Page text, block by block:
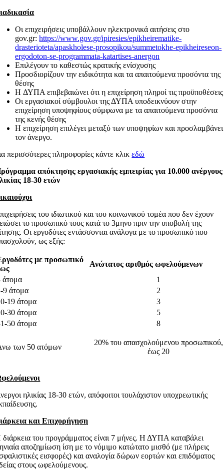
Οι επιχειρήσεις υποβάλλουν ηλεκτρονικά αιτήσεις στο
gov.gr:https://www.gov.gr/ipiresies/epikheirematike-
drasterioteta/apaskholese-prosopikou/summetokhe-epikheireseon-
ergodoton-se-programmata-katartises-anergon
Επιλέγουν το καθεστώς κρατικής ενίσχυσης
Προσδιορίζουν την ειδικότητα και τα απαιτούμενα προσόντα της
θέσης
H ΔΥΠΑ επιβεβαιώνει ότι η επιχείρηση πληροί τις προϋποθέσεις
Οι εργασιακοί σύμβουλοι της ΔΥΠΑ υποδεικνύουν στην
επιχείρηση υποψηφίους σύμφωνα με τα απαιτούμενα προσόντα
της κενής θέσης
Η επιχείρηση επιλέγει μεταξύ των υποψηφίων και προσλαμβάνει
τον άνεργο.
περισσότερες πληροφορίες κάντε κλικεδώ
απόκτησης εργασιακής εμπειρίας για 10.000 ανέργους
18-30 ετών
του ιδιωτικού και του κοινωνικού τομέα που δεν έχουν
το προσωπικό τους κατά το 3μηνο πριν την υποβολή της
Οι εργοδότες εντάσσονται ανάλογα με το προσωπικό που
ως εξής:
με προσωπικό
Ανώτατος αριθμός ωφελούμενων
άτομα
1
9 άτομα
2
19 άτομα
3
30 άτομα
5
50 άτομα
8
των 50 ατόμων
20% του απασχολούμενου προσωπικού,
έως 20
ηλικίας 18-30 ετών, απόφοιτοι τουλάχιστον υποχρεωτικής
και Επιχορήγηση
του προγράμματος είναι 7 μήνες. Η ΔΥΠΑ καταβάλει
αποζημίωση ίση με το νόμιμο κατώτατο μισθό (με πλήρεις
εισφορές) και αναλογία δώρων εορτών και επιδόματος
στους ωφελούμενους.